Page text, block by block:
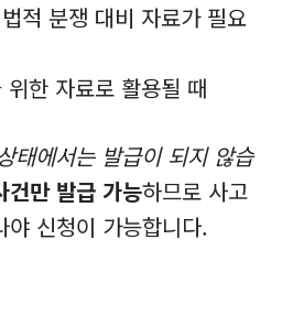
적 분쟁 대비 자료가 필요
한 자료로 활용될 때
태에서는 발급이 되지 않습
건만 발급 가능하므로 사고
신청이 가능합니다.